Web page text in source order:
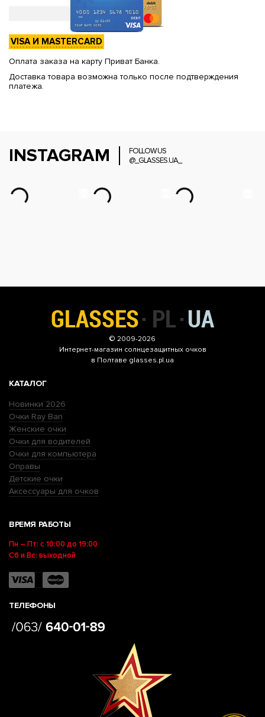
VISA И MASTERCARD
Оплата заказа на карту Приват Банка.
Доставка товара возможна только после подтверждения
платежа.
INSTAGRAM
FOLLOW US
@_GLASSES.UA_
© 2009-2026
Интернет-магазин солнцезащитных очков
в Полтаве glasses.pl.ua
КАТАЛОГ
Новинки 2026
Очки Ray Ban
Женские очки
Очки для водителей
Очки для компьютера
Оправы
Детские очки
Аксессуары для очков
ВРЕМЯ РАБОТЫ
Пн – Пт: с 10:00 до 19:00
Сб и Вс: выходной
ТЕЛЕФОНЫ